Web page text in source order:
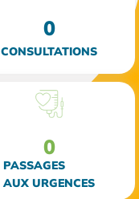
CONSULTATIONS
0
PASSAGES
AUX URGENCES
0